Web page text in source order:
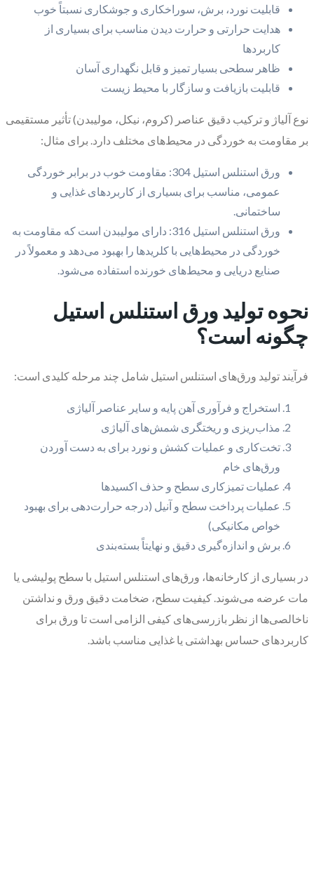
قابلیت نورد، برش، سوراخکاری و جوشکاری نسبتاً خوب
هدایت حرارتی و حرارت دیدن مناسب برای بسیاری از
کاربردها
ظاهر سطحی بسیار تمیز و قابل نگهداری آسان
قابلیت بازیافت و سازگار با محیط زیست
نوع آلیاژ و ترکیب دقیق عناصر (کروم، نیکل، مولیبدن) تأثیر مستقیمی
بر مقاومت به خوردگی در محیط‌های مختلف دارد. برای مثال:
ورق استنلس استیل 304: مقاومت خوب در برابر خوردگی
عمومی، مناسب برای بسیاری از کاربردهای غذایی و
ساختمانی.
ورق استنلس استیل 316: دارای مولیبدن است که مقاومت به
خوردگی در محیط‌هایی با کلریدها را بهبود می‌دهد و معمولاً در
صنایع دریایی و محیط‌های خورنده استفاده می‌شود.
نحوه تولید ورق استنلس استیل
چگونه است؟
فرآیند تولید ورق‌های استنلس استیل شامل چند مرحله کلیدی است:
استخراج و فرآوری آهن پایه و سایر عناصر آلیاژی
مذاب‌ریزی و ریختگری شمش‌های آلیاژی
تخت‌کاری و عملیات کشش و نورد برای به دست آوردن
ورق‌های خام
عملیات تمیزکاری سطح و حذف اکسیدها
عملیات پرداخت سطح و آنیل (درجه حرارت‌دهی برای بهبود
خواص مکانیکی)
برش و اندازه‌گیری دقیق و نهایتاً بسته‌بندی
در بسیاری از کارخانه‌ها، ورق‌های استنلس استیل با سطح پولیشی یا
مات عرضه می‌شوند. کیفیت سطح، ضخامت دقیق ورق و نداشتن
ناخالصی‌ها از نظر بازرسی‌های کیفی الزامی است تا ورق برای
کاربردهای حساس بهداشتی یا غذایی مناسب باشد.